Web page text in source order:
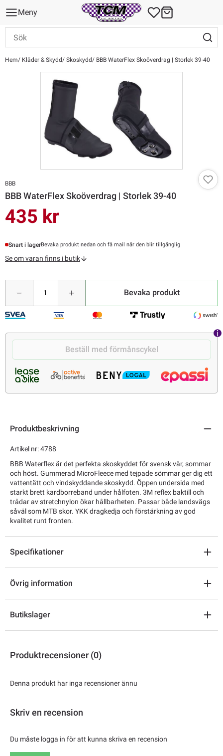
Meny
Hem Kläder & Skydd Skoskydd BBB WaterFlex Skoöverdrag | Storlek 39-40
BBB
BBB WaterFlex Skoöverdrag | Storlek 39-40
435 kr
Snart i lagerBevaka produkt nedan och få mail när den blir tillgänglig
Se om varan finns i butik
Bevaka produkt
Beställ med förmånscykel
Produktbeskrivning
Artikel nr: 4788
BBB Waterflex är det perfekta skoskyddet för svensk vår, sommar
och höst. Gummerad MicroFleece med tejpade sömmar ger dig ett
vattentätt och vindskyddande skoskydd. Öppen undersida med
starkt brett kardborreband under hålfoten. 3M reflex baktill och
trådar av stretchnylon ökar hållbarheten. Passar både landsvägs
såväl som MTB skor. YKK dragkedja och förstärkning av god
kvalitet runt fronten.
Specifikationer
Övrig information
Butikslager
Produktrecensioner (0)
Denna produkt har inga recensioner ännu
Skriv en recension
Du måste logga in för att kunna skriva en recension